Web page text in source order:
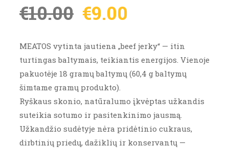
€10.00 €9.00
MEATOS vytinta jautiena „beef jerky“ — itin
turtingas baltymais, teikiantis energijos. Vienoje
pakuotėje 18 gramų baltymų (60,4 g baltymų
šimtame gramų produkto).
Ryškaus skonio, natūralumo įkvėptas užkandis
suteikia sotumo ir pasitenkinimo jausmą.
Užkandžio sudėtyje nėra pridėtinio cukraus,
dirbtinių priedų, dažiklių ir konservantų —